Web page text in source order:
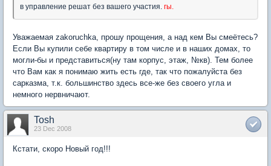
в управление решат без вашего участия. гы.
Уважаемая zakoruchka, прошу прощения, а над кем Вы смеётесь?
Если Вы купили себе квартиру в том числе и в наших домах, то
могли-бы и представиться(ну там корпус, этаж, №кв). Тем более
что Вам как я понимаю жить есть где, так что пожалуйста без
сарказма, т.к. большинство здесь все-же без своего угла и
немного нервничают.
Tosh
23 Dec 2008
Кстати, скоро Новый год!!!